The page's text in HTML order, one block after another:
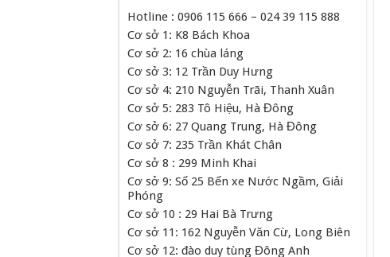
Hotline : 0906 115 666 – 024 39 115 888
Cơ sở 1: K8 Bách Khoa
Cơ sở 2: 16 chùa láng
Cơ sở 3: 12 Trần Duy Hưng
Cơ sở 4: 210 Nguyễn Trãi, Thanh Xuân
Cơ sở 5: 283 Tô Hiệu, Hà Đông
Cơ sở 6: 27 Quang Trung, Hà Đông
Cơ sở 7: 235 Trần Khát Chân
Cơ sở 8 : 299 Minh Khai
Cơ sở 9: Số 25 Bến xe Nước Ngầm, Giải
Phóng
Cơ sở 10 : 29 Hai Bà Trưng
Cơ sở 11: 162 Nguyễn Văn Cừ, Long Biên
Cơ sở 12: đào duy tùng Đông Anh